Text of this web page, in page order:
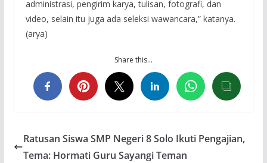
administrasi, pengirim karya, tulisan, fotografi, dan
video, selain itu juga ada seleksi wawancara,” katanya.
(arya)
Share this…
Ratusan Siswa SMP Negeri 8 Solo Ikuti Pengajian,
Tema: Hormati Guru Sayangi Teman